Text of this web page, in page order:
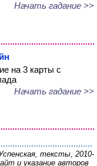
Начать гадание >>
на 3 карты с
Начать гадание >>
тексты, 2010-
и указание авторов